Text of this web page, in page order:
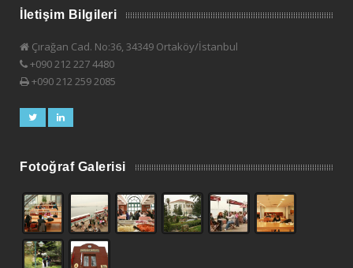
İletişim Bilgileri
Çırağan Cad. No:36, 34349 Ortaköy/İstanbul
+090 212 227 4480
+090 212 259 2085
Fotoğraf Galerisi